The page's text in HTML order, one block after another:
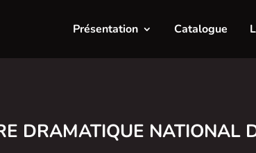
Présentation Catalogue
DRAMATIQUE NATIONAL